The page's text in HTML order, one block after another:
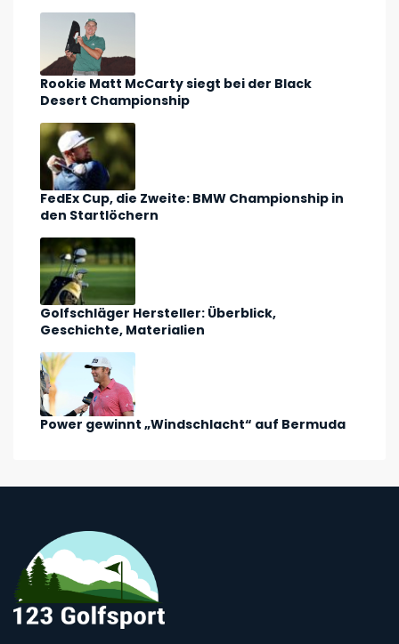
Rookie Matt McCarty siegt bei der Black
Desert Championship
FedEx Cup, die Zweite: BMW Championship in
den Startlöchern
Golfschläger Hersteller: Überblick,
Geschichte, Materialien
Power gewinnt „Windschlacht“ auf Bermuda